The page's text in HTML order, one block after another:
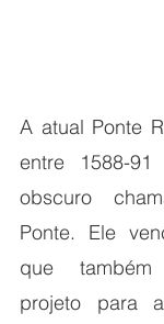
A atual Ponte
entre 1588-
obscuro
Ponte. Ele
que
projeto para